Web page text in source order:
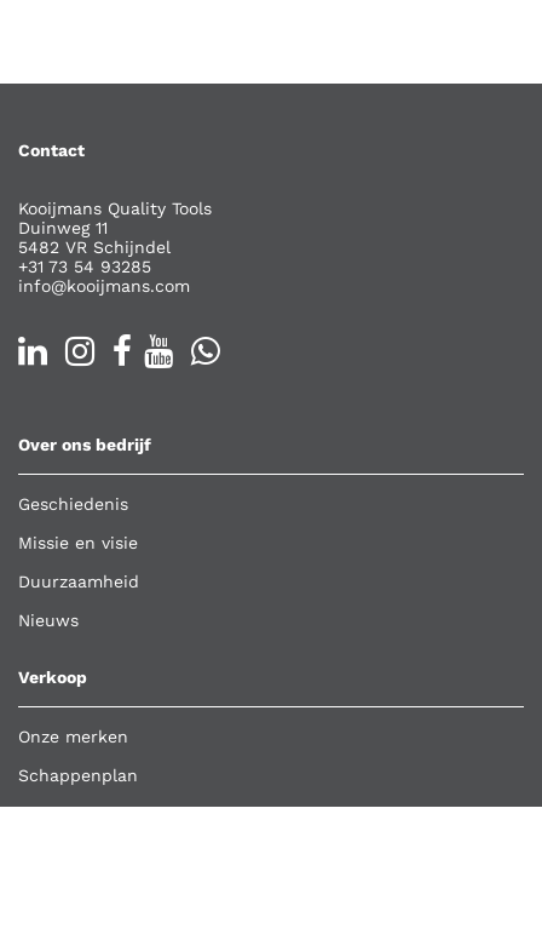
Contact
Kooijmans Quality Tools
Duinweg 11
5482 VR Schijndel
+31 73 54 93285
info@kooijmans.com
Over ons bedrijf
Geschiedenis
Missie en visie
Duurzaamheid
Nieuws
Verkoop
Onze merken
Schappenplan